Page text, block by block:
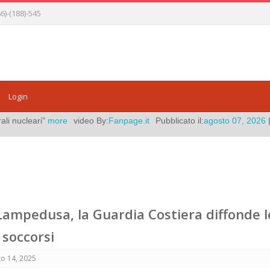
(188)-545
Login
Fanpage.it Pubblicato il:agosto 07, 2026| "Meet Dog Whisperer
la Guardia Costiera diffonde
14, 2025